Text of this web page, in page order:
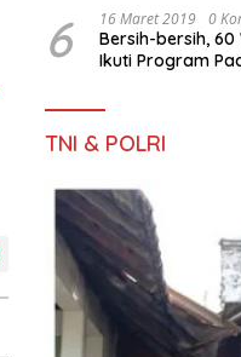
6 16 Maret 2019 0
Bersih-bersih,
Ikuti Program
TNI & POLRI